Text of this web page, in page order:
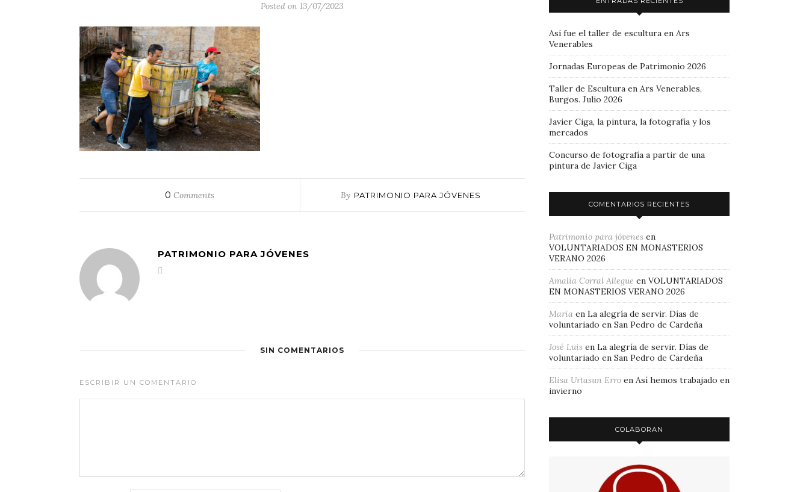
Posted on 13/07/2023
0 Comments By PATRIMONIO PARA JÓVENES
PATRIMONIO PARA JÓVENES
SIN COMENTARIOS
ESCRIBIR UN COMENTARIO
Así fue el taller de escultura en Ars
Venerables
Jornadas Europeas de Patrimonio 2026
Taller de Escultura en Ars Venerables,
Burgos. Julio 2026
Javier Ciga, la pintura, la fotografía y los
mercados
Concurso de fotografía a partir de una
pintura de Javier Ciga
COMENTARIOS RECIENTES
Patrimonio para jóvenes en
VOLUNTARIADOS EN MONASTERIOS
VERANO 2026
Amalia Corral Allegue en VOLUNTARIADOS
EN MONASTERIOS VERANO 2026
Maria en La alegría de servir. Días de
voluntariado en San Pedro de Cardeña
José Luis en La alegría de servir. Días de
voluntariado en San Pedro de Cardeña
Elisa Urtasun Erro en Así hemos trabajado en
invierno
COLABORAN